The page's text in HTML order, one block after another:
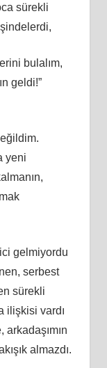
sürekli
bulalım,
geldi!”
yeni
gelmiyordu
serbest
sürekli
ilişkisi vardı
arkadaşımın
almazdı.